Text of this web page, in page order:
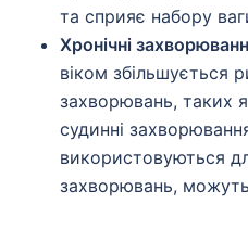
та сприяє набору
Хронічні
віком збільшується
захворювань, таких
судинні
використовуються
захворювань,